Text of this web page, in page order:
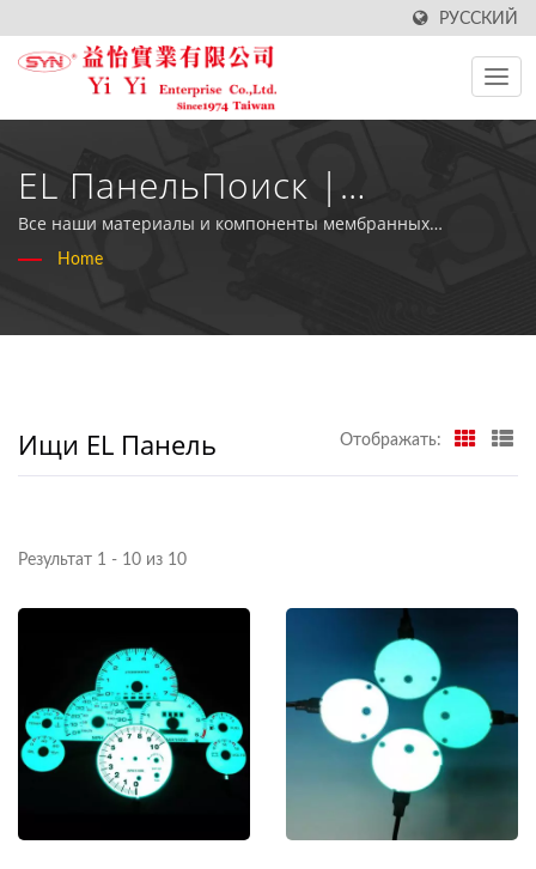
РУССКИЙ
EL ПанельПоиск |
Производитель
Высококачественных
Водонепроницаемых
Co., Ltd
Все наши материалы и компоненты мембранных
переключателей соответствуют стандартам RoHS.
Home
Ищи EL Панель Отображать:
Результат 1 - 10 из 10